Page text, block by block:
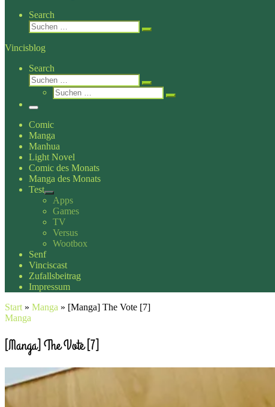
Search
Suche
Suchen …
Vincisblog
Search
Suche
Suchen …
Suche
Suchen …
Menü
Comic
Manga
Manhua
Light Novel
Comic des Monats
Manga des Monats
Test
Apps
Games
TV
Versus
Wootbox
Senf
Vinciscast
Zufallsbeitrag
Impressum
Start » Manga » [Manga] The Vote [7]
Manga
[Manga] The Vote [7]